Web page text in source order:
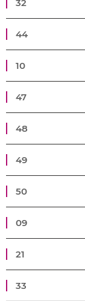
32
44
10
47
48
49
50
09
21
33